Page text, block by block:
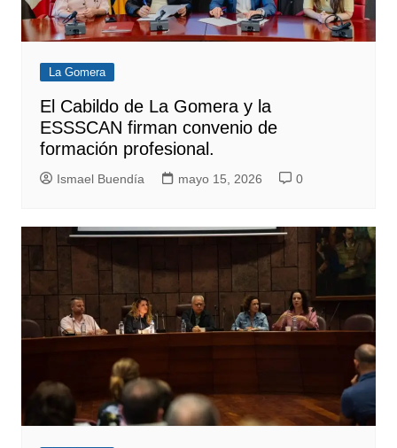
La Gomera
El Cabildo de La Gomera y la
ESSSCAN firman convenio de
formación profesional.
Ismael Buendía mayo 15, 2026 0